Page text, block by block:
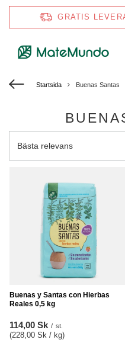
GRATIS
Startsida Buenas Santas
Ändra sortering
Bästa relevans
Buenas y Santas con Hierbas
Reales 0,5 kg
114,00 Sk / st.
(228,00 Sk / kg)